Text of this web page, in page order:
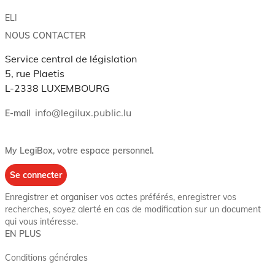
ELI
NOUS CONTACTER
Service central de législation
5, rue Plaetis
L-2338 LUXEMBOURG
E-mail info@legilux.public.lu
My LegiBox, votre espace personnel.
Se connecter
Enregistrer et organiser vos actes préférés, enregistrer vos
recherches, soyez alerté en cas de modification sur un document
qui vous intéresse.
EN PLUS
Conditions générales